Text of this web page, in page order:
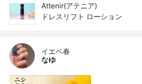
Attenir(アテニア)
ドレスリフト ローション
イエベ春
なゆ